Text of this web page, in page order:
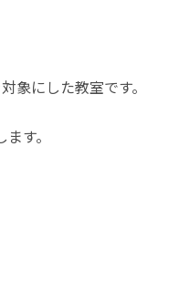
象にした教室です。
す。